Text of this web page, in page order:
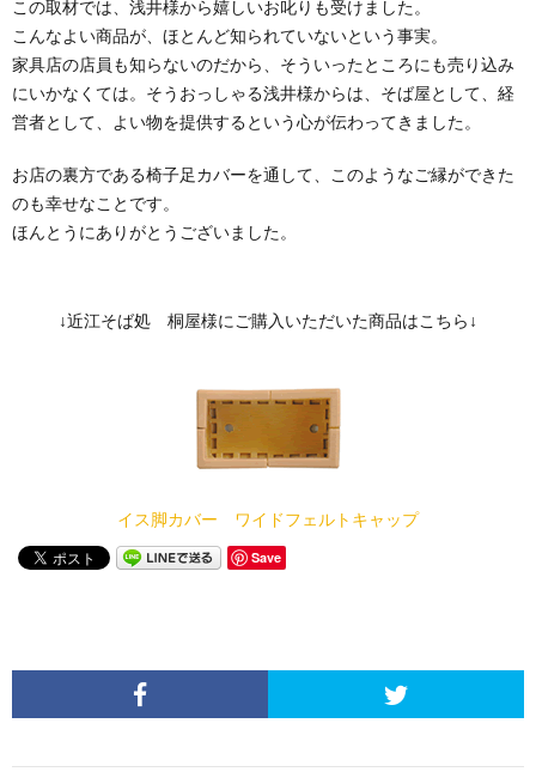
この取材では、浅井様から嬉しいお叱りも受けました。
こんなよい商品が、ほとんど知られていないという事実。
家具店の店員も知らないのだから、そういったところにも売り込み
にいかなくては。そうおっしゃる浅井様からは、そば屋として、経
営者として、よい物を提供するという心が伝わってきました。
お店の裏方である椅子足カバーを通して、このようなご縁ができた
のも幸せなことです。
ほんとうにありがとうございました。
↓近江そば処 桐屋様にご購入いただいた商品はこちら↓
イス脚カバー ワイドフェルトキャップ
Save